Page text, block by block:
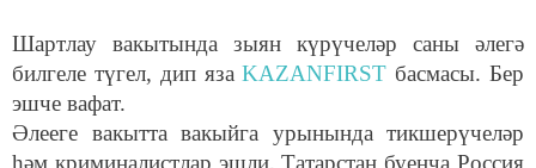
Шартлау вакытында зыян күрүчеләр саны әлегә
билгеле түгел, дип язаKAZANFIRST басмасы. Бер
эшче вафат.
Әлееге вакытта вакыйга урынында тикшерүчеләр
һәм криминалистлар эшли. Татарстан буенча Россия